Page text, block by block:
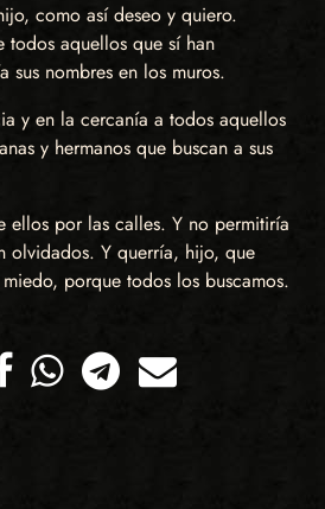
como así deseo y quiero.
todos aquellos que sí han
sus nombres en los muros.
y en la cercanía a todos aquellos
y hermanos que buscan a sus
ellos por las calles. Y no permitiría
olvidados. Y querría, hijo, que
porque todos los buscamos.
FacebookWhatsappTelegramCorreo